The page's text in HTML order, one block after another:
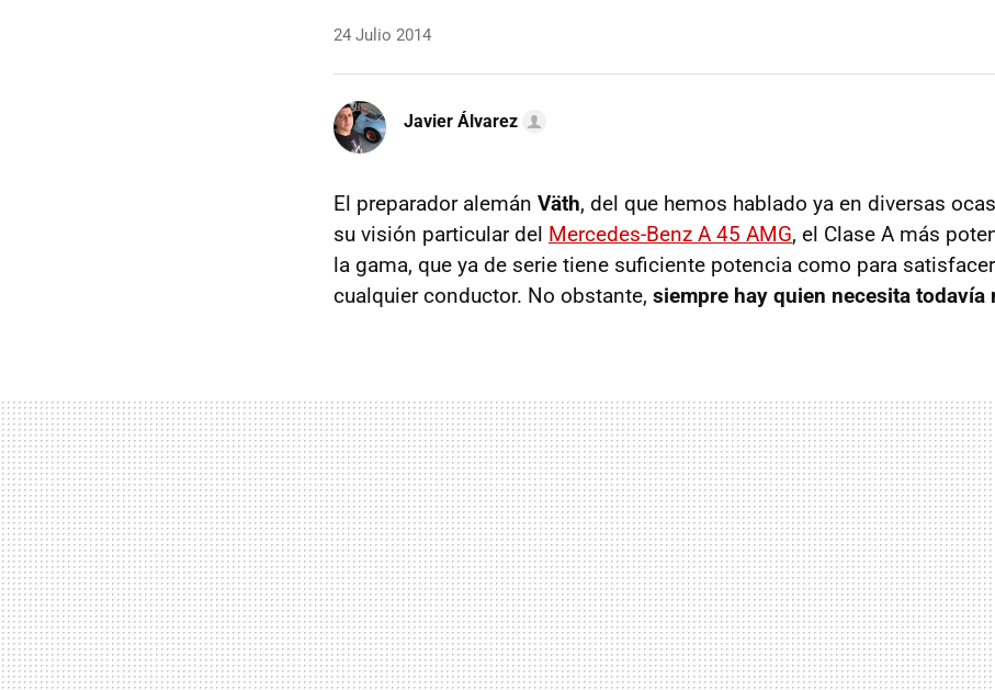
24 Julio 2014
Javier Álvarez
El preparador alemán Väth, del que hemos hablado ya en diversas
su visión particular del Mercedes-Benz A 45 AMG, el Clase A más
la gama, que ya de serie tiene suficiente potencia como para
cualquier conductor. No obstante, siempre hay quien necesita todavía